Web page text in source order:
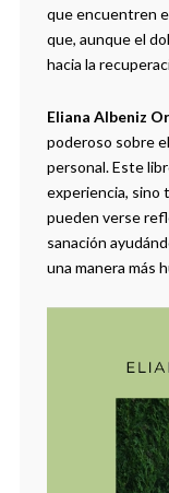
que encuentren
que, aunque el
hacia la
Eliana Albeniz
poderoso sobre
personal. Este
experiencia, sino
pueden verse
sanación
una manera más